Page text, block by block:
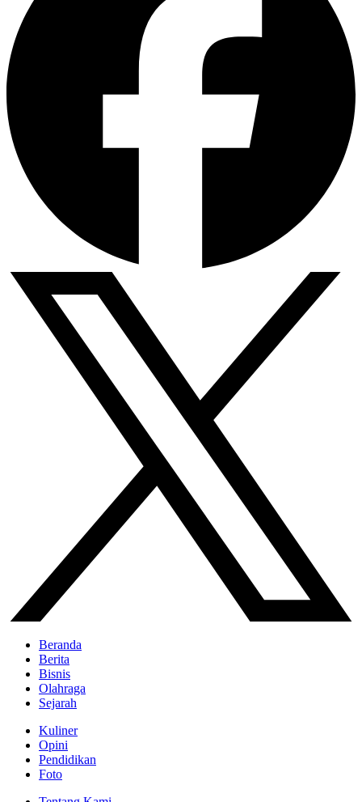
Beranda
Berita
Bisnis
Olahraga
Sejarah
Kuliner
Opini
Pendidikan
Foto